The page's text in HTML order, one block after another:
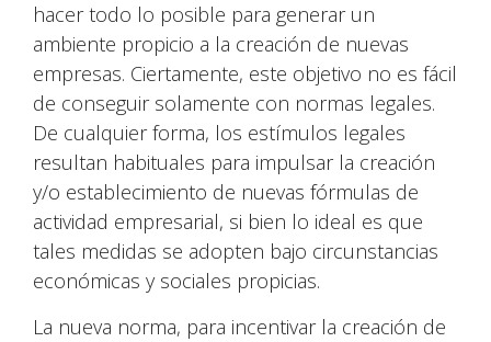
hacer todo lo posible para generar un
ambiente propicio a la creación de nuevas
empresas. Ciertamente, este objetivo no es fácil
de conseguir solamente con normas legales.
De cualquier forma, los estímulos legales
resultan habituales para impulsar la creación
y/o establecimiento de nuevas fórmulas de
actividad empresarial, si bien lo ideal es que
tales medidas se adopten bajo circunstancias
económicas y sociales propicias.
La nueva norma, para incentivar la creación de